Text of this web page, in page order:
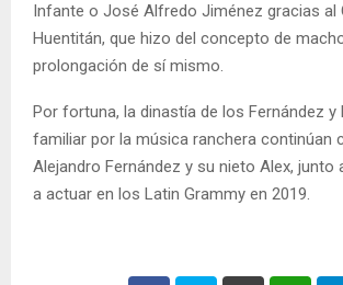
Infante o José Alfredo Jiménez gracias al
Huentitán, que hizo del concepto de
prolongación de sí mismo.
Por fortuna, la dinastía de los Fernández y
familiar por la música ranchera continúan
Alejandro Fernández y su nieto Alex, junto
a actuar en los Latin Grammy en 2019.